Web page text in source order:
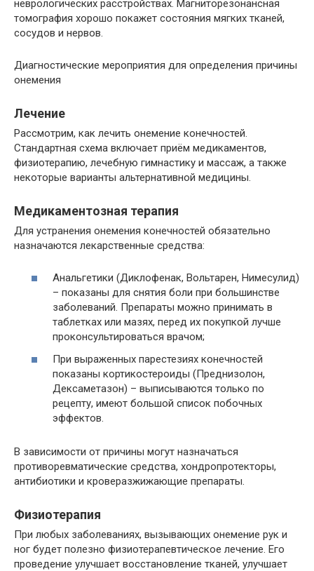
неврологических расстройствах. Магниторезонансная
томография хорошо покажет состояния мягких тканей,
сосудов и нервов.
Диагностические мероприятия для определения причины
онемения
Лечение
Рассмотрим, как лечить онемение конечностей.
Стандартная схема включает приём медикаментов,
физиотерапию, лечебную гимнастику и массаж, а также
некоторые варианты альтернативной медицины.
Медикаментозная терапия
Для устранения онемения конечностей обязательно
назначаются лекарственные средства:
Анальгетики (Диклофенак, Вольтарен, Нимесулид)
– показаны для снятия боли при большинстве
заболеваний. Препараты можно принимать в
таблетках или мазях, перед их покупкой лучше
проконсультироваться врачом;
При выраженных парестезиях конечностей
показаны кортикостероиды (Преднизолон,
Дексаметазон) – выписываются только по
рецепту, имеют большой список побочных
эффектов.
В зависимости от причины могут назначаться
противоревматические средства, хондропротекторы,
антибиотики и кроверазжижающие препараты.
Физиотерапия
При любых заболеваниях, вызывающих онемение рук и
ног будет полезно физиотерапевтическое лечение. Его
проведение улучшает восстановление тканей, улучшает